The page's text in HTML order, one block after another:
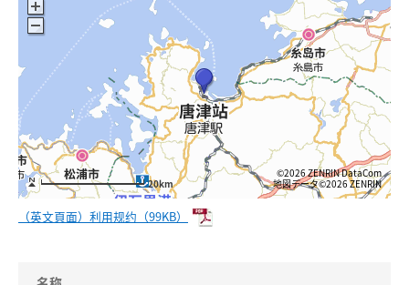
20km
©2026 ZENRIN DataCom
地図データ©2026 ZENRIN
（英文頁面）利用规约（99KB）